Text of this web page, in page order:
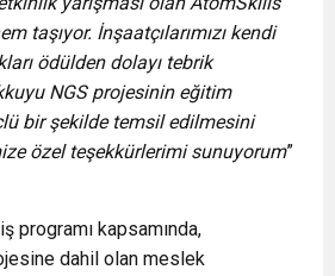
taşıyor. İnşaatçılarımızı kendi
ödülden dolayı tebrik
NGS projesinin eğitim
bir şekilde temsil edilmesini
özel teşekkürlerimi sunuyorum”
programı kapsamında,
dahil olan meslek